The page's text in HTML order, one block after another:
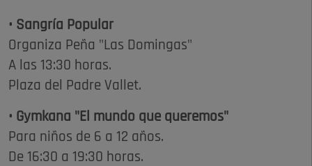
• Sangría Popular
Organiza Peña "Las Domingas"
A las 13:30 horas.
Plaza del Padre Vallet.
• Gymkana "El mundo que queremos"
Para niños de 6 a 12 años.
De 16:30 a 19:30 horas.